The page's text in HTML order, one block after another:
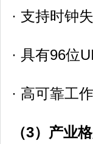
· 支持时钟
· 具有96位
· 高可靠工
（3）产业